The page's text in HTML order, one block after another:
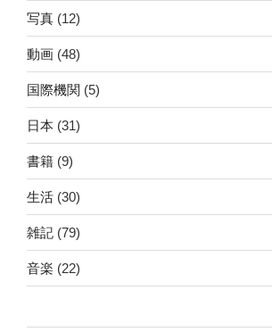
写真 (12)
動画 (48)
国際機関 (5)
日本 (31)
書籍 (9)
生活 (30)
雑記 (79)
音楽 (22)